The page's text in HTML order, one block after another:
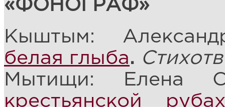
«ФОНОГРАФ»
Кыштым:
белая глыба.
Мытищи: Елена
крестьянской